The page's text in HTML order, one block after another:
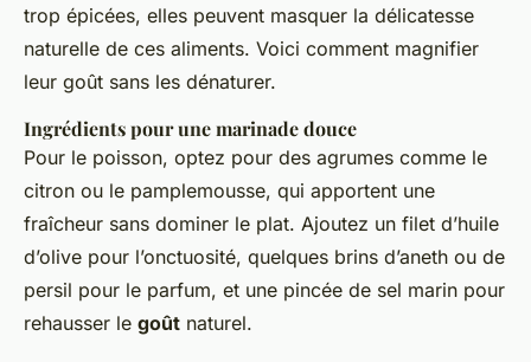
trop épicées, elles peuvent masquer la délicatesse
naturelle de ces aliments. Voici comment magnifier
leur goût sans les dénaturer.
Ingrédients pour une marinade douce
Pour le poisson, optez pour des agrumes comme le
citron ou le pamplemousse, qui apportent une
fraîcheur sans dominer le plat. Ajoutez un filet d’huile
d’olive pour l’onctuosité, quelques brins d’aneth ou de
persil pour le parfum, et une pincée de sel marin pour
rehausser le goût naturel.